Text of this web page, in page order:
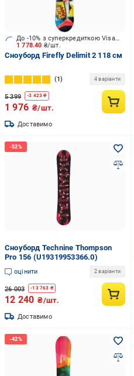
1 778.40 ₴/шт.
До -10% з суперкредиткою Visa Вигода
Сноуборд Firefly Delimit 2 118 см
1 4 варіанти
5 399 -3 423 ₴
1 976 ₴/шт.
Доставимо
Сноуборд Technine Thompson
Pro 156 (U19319953366.0)
оцінити 2 варіанти
26 003 -13 763 ₴
12 240 ₴/шт.
Доставимо